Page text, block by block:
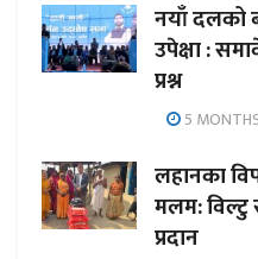
नयाँ दलको
उपेक्षा :
प्रश्न
5
लहानका
मलम: विल्टु
प्रदान